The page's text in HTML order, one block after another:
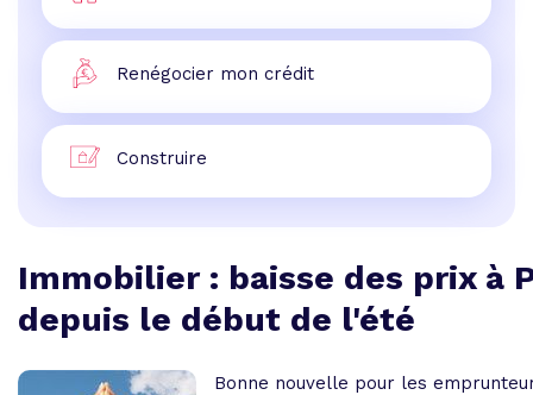
Renégocier mon crédit
Construire
Immobilier : baisse des prix à
depuis le début de l'été
Bonne nouvelle pour les